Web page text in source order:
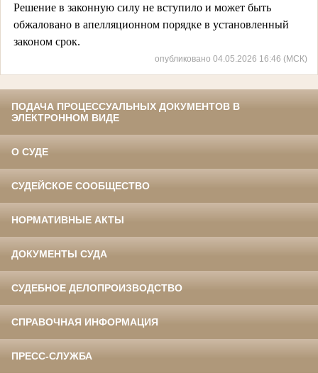
Решение в законную силу не вступило и может быть
обжаловано в апелляционном порядке в установленный
законом срок.
опубликовано 04.05.2026 16:46 (МСК)
ПОДАЧА ПРОЦЕССУАЛЬНЫХ ДОКУМЕНТОВ В
ЭЛЕКТРОННОМ ВИДЕ
О СУДЕ
СУДЕЙСКОЕ СООБЩЕСТВО
НОРМАТИВНЫЕ АКТЫ
ДОКУМЕНТЫ СУДА
СУДЕБНОЕ ДЕЛОПРОИЗВОДСТВО
СПРАВОЧНАЯ ИНФОРМАЦИЯ
ПРЕСС-СЛУЖБА